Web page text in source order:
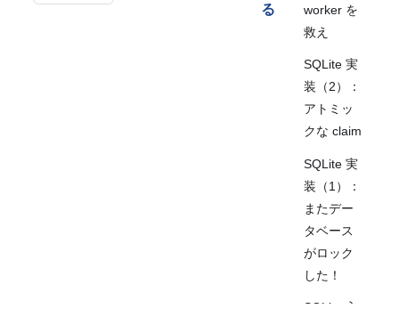
る
worker を
救え
SQLite 実
装（2）：
アトミッ
クな claim
SQLite 実
装（1）：
またデー
タベース
がロック
した！